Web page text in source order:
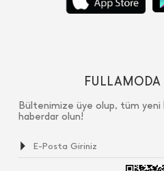
FULLAMODA
Bültenimize üye olup, tüm yeni
haberdar olun!